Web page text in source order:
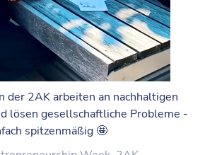
der 2AK arbeiten an nachhaltigen
lösen gesellschaftliche Probleme -
spitzenmäßig 🤩